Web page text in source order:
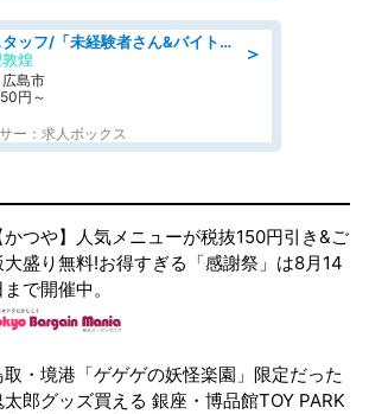
＞
ホールスタッフ/「未経験者さん&バイトデビューも大歓迎」残業ほぼなし×1日3時間〜勤務OK!フォロー体制も充実/広島県/広島市南区
煌
島市
円～
ー：求人ボックス
かつや】人気メニューが税抜150円引き&ご
大盛り無料!お得すぎる「感謝祭」は8月14
まで開催中。
取・境港「ゲゲゲの妖怪楽園」限定だった
太郎グッズ買える 銀座・博品館TOY PARK